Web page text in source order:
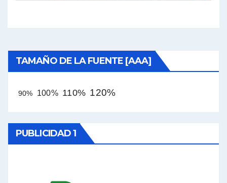
TAMAÑO DE LA FUENTE [AAA]
90% 100% 110% 120%
PUBLICIDAD 1